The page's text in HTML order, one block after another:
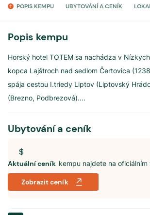
POPIS KEMPU UBYTOVÁNÍ A CENÍK
Popis kempu
Horský hotel TOTEM sa nachádza v
kopca Lajštroch nad sedlom Čertovica
spája cestou I.triedy Liptov (Liptovský
(Brezno, Podbrezová)....
Ubytování a ceník
Aktuální ceník kempu najdete na
Zobrazit ceník